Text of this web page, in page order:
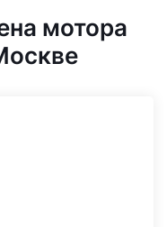
мотора